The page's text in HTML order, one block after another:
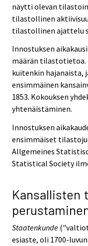
näytti olevan
tilastollinen
tilastollinen ajattelu
Innostuksen
määrän tilastotietoa.
kuitenkin hajanaista,
ensimmäinen
1853. Kokouksen
yhtenäistäminen.
Innostuksen
ensimmäiset
Allgemeines
Statistical Society
Kansallisten
Staatenkunde
esiaste, oli 1700-